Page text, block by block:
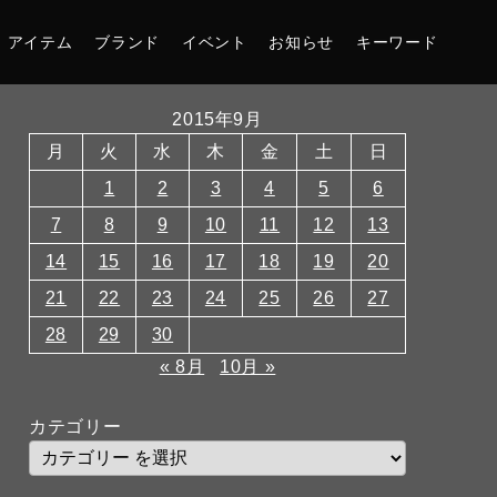
アイテム ブランド イベント お知らせ キーワード
2015年9月
月
火 水 木 金 土
日
1
2 3 4 5
6
7
8 9 10 11 12
13
14
15 16 17 18 19
20
21
22 23 24 25 26
27
28
29
30
« 8月
10月 »
カテゴリー